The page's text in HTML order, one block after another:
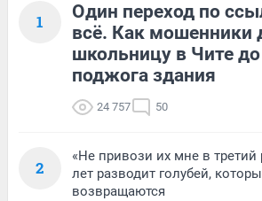
1
Один переход по
всё. Как мошенники
школьницу в Чите
поджога здания
24 757 50
2
«Не привози их мне в третий
лет разводит голубей,
возвращаются